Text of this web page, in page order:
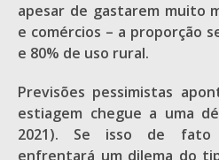
apesar de gastarem muito
e comércios – a proporção
e 80% de uso rural.
Previsões pessimistas
estiagem chegue a uma
2021). Se isso de fato
enfrentará um dilema do